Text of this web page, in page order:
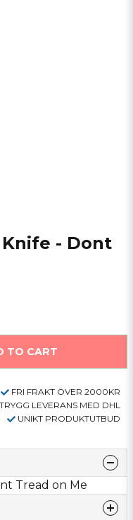
- Dont
TO CART
FRI FRAKT ÖVER 2000KR
TRYGG LEVERANS MED DHL
UNIKT PRODUKTUTBUD
Tread on Me